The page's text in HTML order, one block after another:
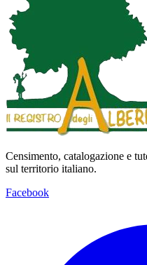
Censimento, catalogazione e
sul territorio italiano.
Facebook